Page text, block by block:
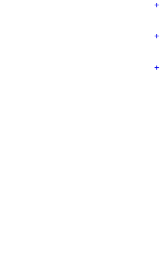
+
+
+